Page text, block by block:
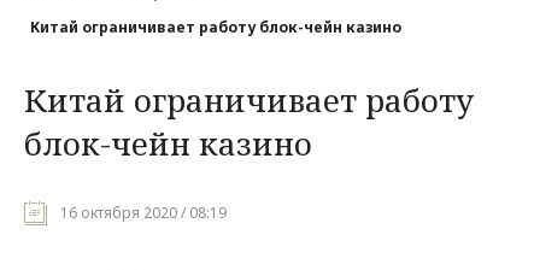
Финансы
Наука
Культура
Общество
Китай ограничивает работу блок-чейн казино
Китай ограничивает работу
блок-чейн казино
16 октября 2020 / 08:19